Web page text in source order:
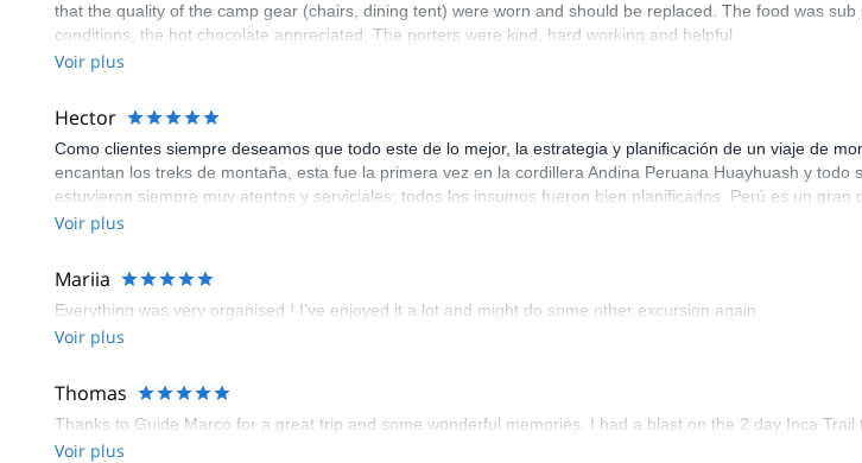
that the quality of the camp gear (chairs, dining tent) were worn and should be replaced. The food was
conditions, the hot chocolate appreciated. The porters were kind, hard working and helpful
Voir plus
Hector
Como clientes siempre deseamos que todo este de lo mejor, la estrategia y planificación de un viaje de
encantan los treks de montaña, esta fue la primera vez en la cordillera Andina Peruana Huayhuash y
estuvieron siempre muy atentos y serviciales; todos los insumos fueron bien planificados. Perú es un gran
Voir plus
Mariia
Everything was very organised ! I’ve enjoyed it a lot and might do some other excursion again.
Voir plus
Thomas
Thanks to Guide Marco for a great trip and some wonderful memories. I had a blast on the 2 day Inca Trail
Voir plus